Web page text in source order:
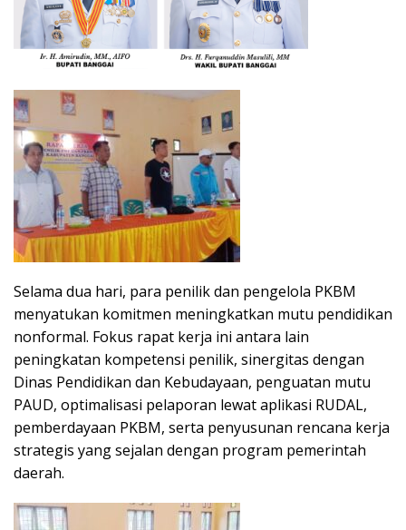
Selama dua hari, para penilik dan pengelola PKBM
menyatukan komitmen meningkatkan mutu pendidikan
nonformal. Fokus rapat kerja ini antara lain
peningkatan kompetensi penilik, sinergitas dengan
Dinas Pendidikan dan Kebudayaan, penguatan mutu
PAUD, optimalisasi pelaporan lewat aplikasi RUDAL,
pemberdayaan PKBM, serta penyusunan rencana kerja
strategis yang sejalan dengan program pemerintah
daerah.